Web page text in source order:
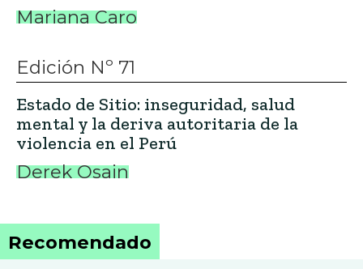
Mariana Caro
Edición Nº 71
Estado de Sitio: inseguridad, salud
mental y la deriva autoritaria de la
violencia en el Perú
Derek Osain
Recomendado